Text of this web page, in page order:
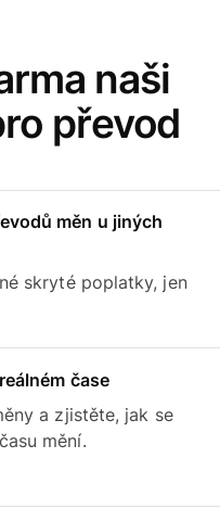
naši
převod
měn u jiných
skryté poplatky, jen
čase
a zjistěte, jak se
mění.